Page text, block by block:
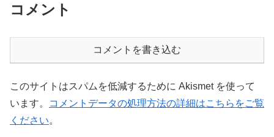
コメント
コメントを書き込む
このサイトはスパムを低減するために Akismet を使って
います。
コメントデータの処理方法の詳細はこちらをご覧
ください。